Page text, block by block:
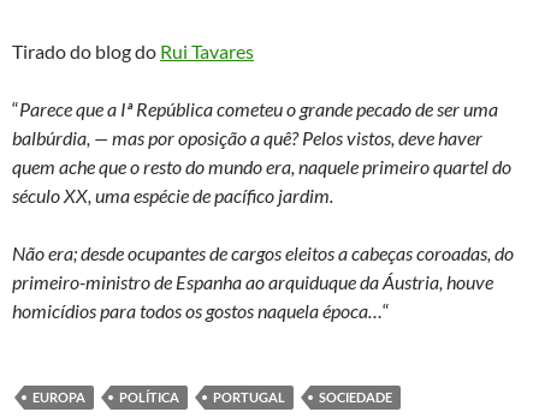
Tirado do blog do Rui Tavares
“Parece que a Iª República cometeu o grande pecado de ser uma
balbúrdia, — mas por oposição a quê? Pelos vistos, deve haver
quem ache que o resto do mundo era, naquele primeiro quartel do
século XX, uma espécie de pacífico jardim.
Não era; desde ocupantes de cargos eleitos a cabeças coroadas, do
primeiro-ministro de Espanha ao arquiduque da Áustria, houve
homicídios para todos os gostos naquela época…“
EUROPA POLÍTICA PORTUGAL SOCIEDADE